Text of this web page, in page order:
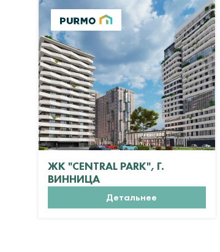
ЖК "CENTRAL PARK", Г.
ВИННИЦА
Детальнее